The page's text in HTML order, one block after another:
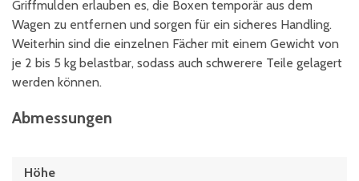
Griffmulden erlauben es, die Boxen temporär aus dem
Wagen zu entfernen und sorgen für ein sicheres Handling.
Weiterhin sind die einzelnen Fächer mit einem Gewicht von
je 2 bis 5 kg belastbar, sodass auch schwerere Teile gelagert
werden können.
Abmessungen
Höhe